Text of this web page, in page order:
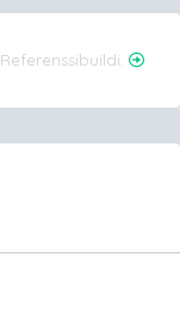
Referenssibuildi.